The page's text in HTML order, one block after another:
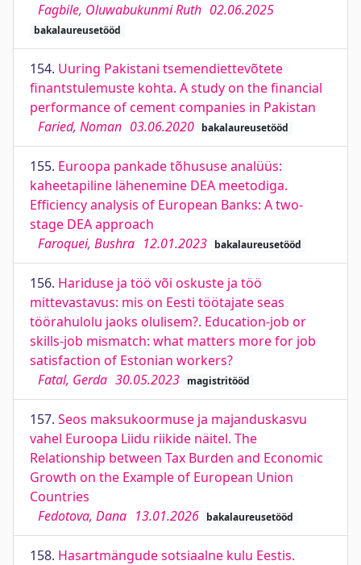
Fagbile, Oluwabukunmi Ruth 02.06.2025
bakalaureusetööd
154. Uuring Pakistani tsemendiettevõtete
finantstulemuste kohta. A study on the financial
performance of cement companies in Pakistan
Faried, Noman 03.06.2020 bakalaureusetööd
155. Euroopa pankade tõhususe analüüs:
kaheetapiline lähenemine DEA meetodiga.
Efficiency analysis of European Banks: A two-
stage DEA approach
Faroquei, Bushra 12.01.2023 bakalaureusetööd
156. Hariduse ja töö või oskuste ja töö
mittevastavus: mis on Eesti töötajate seas
töörahulolu jaoks olulisem?. Education-job or
skills-job mismatch: what matters more for job
satisfaction of Estonian workers?
Fatal, Gerda 30.05.2023 magistritööd
157. Seos maksukoormuse ja majanduskasvu
vahel Euroopa Liidu riikide näitel. The
Relationship between Tax Burden and Economic
Growth on the Example of European Union
Countries
Fedotova, Dana 13.01.2026 bakalaureusetööd
158. Hasartmängude sotsiaalne kulu Eestis.